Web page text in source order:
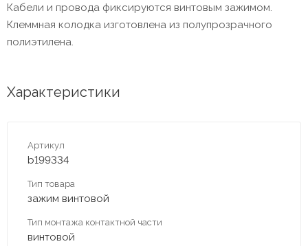
Кабели и провода фиксируются винтовым зажимом.
Клеммная колодка изготовлена из полупрозрачного
полиэтилена.
Характеристики
Артикул
b199334
Тип товара
зажим винтовой
Тип монтажа контактной части
винтовой